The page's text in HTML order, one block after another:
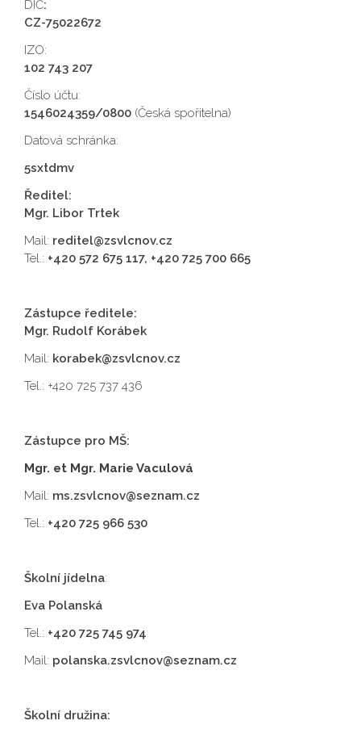
DIČ:
CZ-75022672
IZO:
102 743 207
Číslo účtu:
1546024359/0800 (Česká spořitelna)
Datová schránka:
5sxtdmv
Ředitel:
Mgr. Libor Trtek
Mail: reditel@zsvlcnov.cz
Tel.: +420 572 675 117, +420 725 700 665
Zástupce ředitele:
Mgr. Rudolf Korábek
Mail: korabek@zsvlcnov.cz
Tel.: +420 725 737 436
Zástupce pro MŠ:
Mgr. et Mgr. Marie Vaculová
Mail: ms.zsvlcnov@seznam.cz
Tel.: +420 725 966 530
Školní jídelna:
Eva Polanská
Tel.: +420 725 745 974
Mail: polanska.zsvlcnov@seznam.cz
Školní družina: